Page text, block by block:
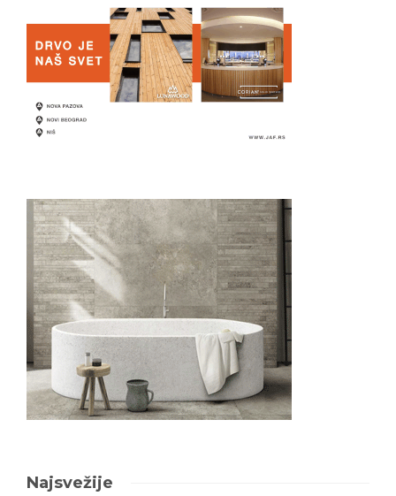
Najsvežije